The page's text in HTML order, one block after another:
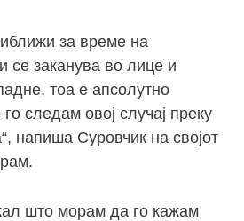
за време на
се заканува во лице и
тоа е апсолутно
следам овој случај преку
напиша Суровчик на својот
што морам да го кажам